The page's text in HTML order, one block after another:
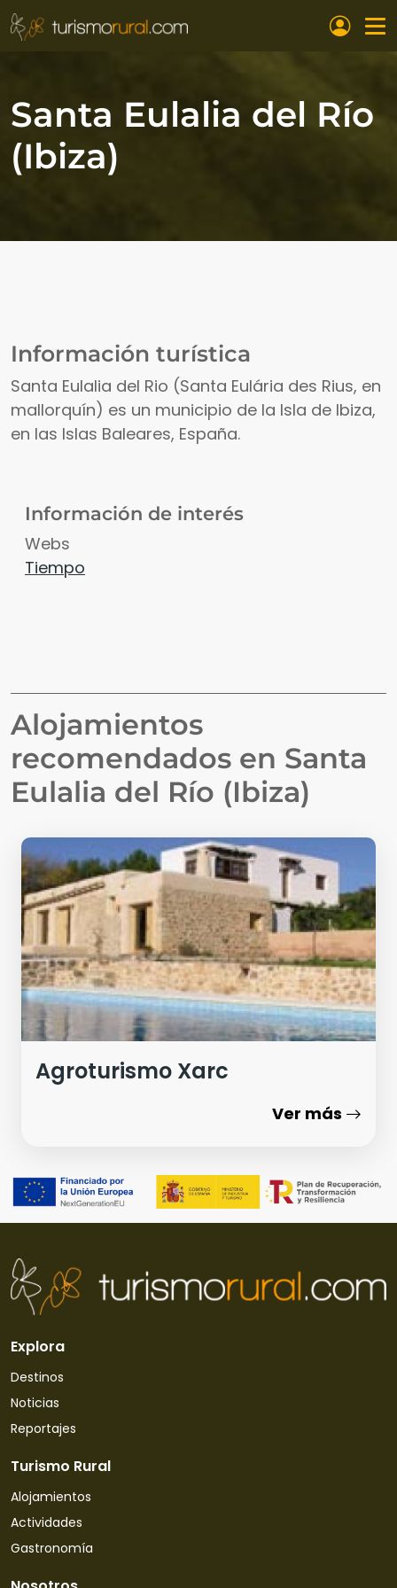
Pasar al contenido principal
Santa Eulalia del Río
(Ibiza)
Información turística
Santa Eulalia del Rio (Santa Eulária des Rius, en
mallorquín) es un municipio de la Isla de Ibiza,
en las Islas Baleares, España.
Información de interés
Webs
Tiempo
Alojamientos
recomendados en Santa
Eulalia del Río (Ibiza)
Agroturismo Xarc
Ver más
Explora
Destinos
Noticias
Reportajes
Turismo Rural
Alojamientos
Actividades
Gastronomía